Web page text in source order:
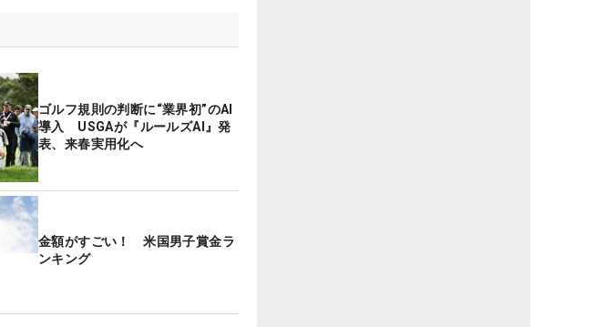
ゴルフ規則の判断に“業界初”のAI
導入 USGAが『ルールズAI』発
表、来春実用化へ
金額がすごい！ 米国男子賞金ラ
ンキング